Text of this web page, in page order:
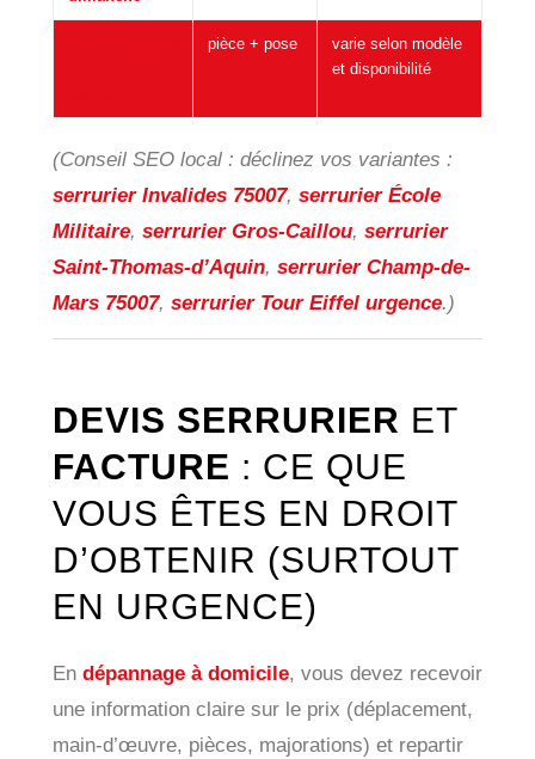
pièce + pose
varie selon modèle
et disponibilité
(Conseil SEO local : déclinez vos variantes :
serrurier Invalides 75007, serrurier École
Militaire, serrurier Gros-Caillou, serrurier
Saint-Thomas-d’Aquin, serrurier Champ-de-
Mars 75007, serrurier Tour Eiffel urgence.)
DEVIS SERRURIER ET
FACTURE : CE QUE
VOUS ÊTES EN DROIT
D’OBTENIR (SURTOUT
EN URGENCE)
En dépannage à domicile, vous devez recevoir
une information claire sur le prix (déplacement,
main-d’œuvre, pièces, majorations) et repartir